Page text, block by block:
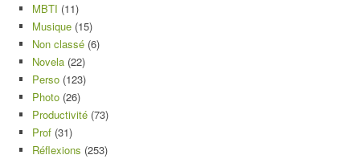
MBTI (11)
Musique (15)
Non classé (6)
Novela (22)
Perso (123)
Photo (26)
Productivité (73)
Prof (31)
Réflexions (253)